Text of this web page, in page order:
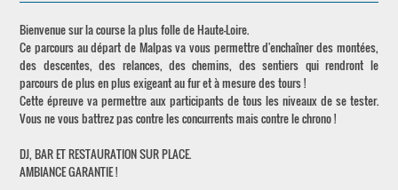
Bienvenue sur la course la plus folle de Haute-Loire.
Ce parcours au départ de Malpas va vous permettre d'enchaîner des montées,
des descentes, des relances, des chemins, des sentiers qui rendront le
parcours de plus en plus exigeant au fur et à mesure des tours !
Cette épreuve va permettre aux participants de tous les niveaux de se tester.
Vous ne vous battrez pas contre les concurrents mais contre le chrono !
DJ, BAR ET RESTAURATION SUR PLACE.
AMBIANCE GARANTIE !